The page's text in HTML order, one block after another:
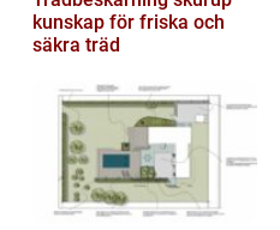
kunskap för friska och
säkra träd